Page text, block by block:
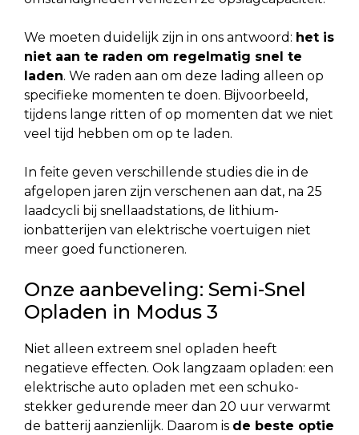
We moeten duidelijk zijn in ons antwoord: het is
niet aan te raden om regelmatig snel te
laden. We raden aan om deze lading alleen op
specifieke momenten te doen. Bijvoorbeeld,
tijdens lange ritten of op momenten dat we niet
veel tijd hebben om op te laden.
In feite geven verschillende studies die in de
afgelopen jaren zijn verschenen aan dat, na 25
laadcycli bij snellaadstations, de lithium-
ionbatterijen van elektrische voertuigen niet
meer goed functioneren.
Onze aanbeveling: Semi-Snel
Opladen in Modus 3
Niet alleen extreem snel opladen heeft
negatieve effecten. Ook langzaam opladen: een
elektrische auto opladen met een schuko-
stekker gedurende meer dan 20 uur verwarmt
de batterij aanzienlijk. Daarom is de beste optie